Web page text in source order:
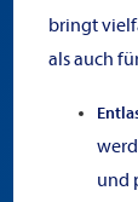
bringt
als auch
und